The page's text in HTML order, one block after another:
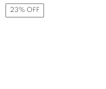
23% OFF